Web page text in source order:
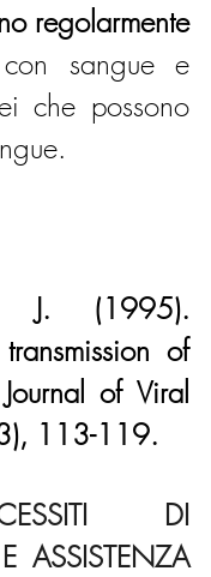
regolarmente
sangue e
che possono
J. (1995).
of
of Viral
113-119.
DI
ASSISTENZA